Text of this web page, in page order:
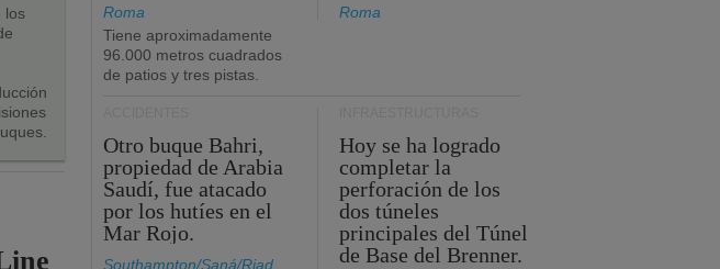
los
Roma
Tiene aproximadamente
96.000 metros cuadrados
de patios y tres pistas.
Roma
Otro buque Bahri,
propiedad de Arabia
Saudí, fue atacado
por los hutíes en el
Mar Rojo.
Southampton/Saná/Riad
Hoy se ha logrado
completar la
perforación de los
dos túneles
principales del Túnel
de Base del Brenner.